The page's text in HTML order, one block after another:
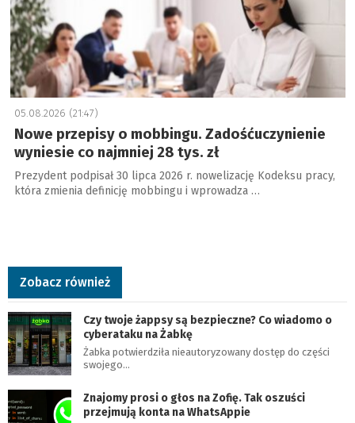
05.08.2026 (21:47)
Nowe przepisy o mobbingu. Zadośćuczynienie
wyniesie co najmniej 28 tys. zł
Prezydent podpisał 30 lipca 2026 r. nowelizację Kodeksu pracy,
która zmienia definicję mobbingu i wprowadza …
Zobacz również
Czy twoje żappsy są bezpieczne? Co wiadomo o
cyberataku na Żabkę
Żabka potwierdziła nieautoryzowany dostęp do części
swojego…
Znajomy prosi o głos na Zofię. Tak oszuści
przejmują konta na WhatsAppie